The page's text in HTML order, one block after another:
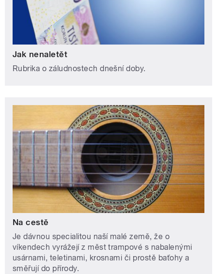
Jak nenaletět
Rubrika o záludnostech dnešní doby.
Na cestě
Je dávnou specialitou naší malé země, že o
víkendech vyrážejí z měst trampové s nabalenými
usárnami, teletinami, krosnami či prostě baťohy a
směřují do přírody.